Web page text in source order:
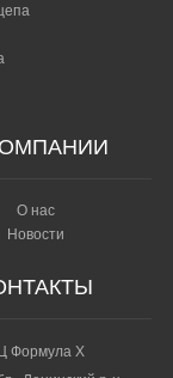
О нас
Новости
Формула Х